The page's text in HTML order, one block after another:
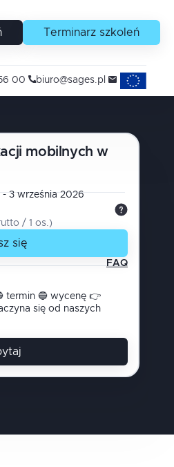
Terminarz szkoleń
00 biuro@sages.pl Projekty
mobilnych w
- 3 września 2026
/ 1 os.)
się
FAQ
termin 🔵 wycenę 👉
się od naszych